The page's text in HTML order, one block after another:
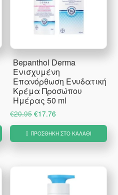
Bepanthol Derma
Ενισχυμένη
Επανόρθωση Ενυδατική
Κρέμα Προσώπου
Ημέρας 50 ml
€20.95 Original
price
was:
€17.76
τρέχουσα
τιμή
ΠΡΟΣΘΉΚΗ ΣΤΟ ΚΑΛΆΘΙ